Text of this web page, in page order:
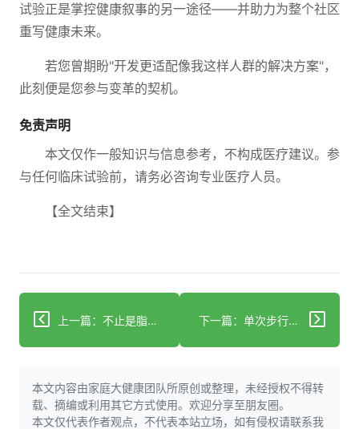
试验正是掌控健康叙事的另一途径——并助力为整个社区
重写健康未来。
若您曾期盼"开发更适配像我这样人群的解决方案"，
此刻便是您参与变革的契机。
免责声明
本文仅作一般知识与信息参考，不构成医疗建议。参
与任何临床试验前，请务必咨询专业医疗人员。
【全文结束】
上一篇：不止是脂肪：“男性乳房”的真相 下一篇：单次步行超过10分钟可能带来更大的心血管益处
本文内容由家庭大健康团队所原创或整理，未经授权不得转
载、摘编或利用其它方式使用。欢迎分享至朋友圈。
本文仅代表作者观点，不代表本站立场，如有侵权请联系我